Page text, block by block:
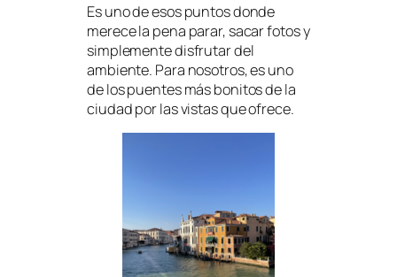
Es uno de esos puntos donde
merece la pena parar, sacar fotos y
simplemente disfrutar del
ambiente. Para nosotros, es uno
de los puentes más bonitos de la
ciudad por las vistas que ofrece.